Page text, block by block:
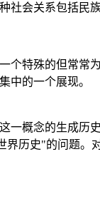
社会关系包括
个特殊的但常
中的一个展现。
一概念的生成
历史"的问题